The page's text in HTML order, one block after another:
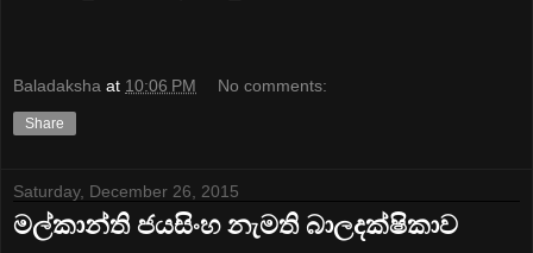
Baladaksha at 10:06 PM No comments:
Share
Saturday, December 26, 2015
මල්කාන්ති ජයසිංහ නැමති බාලදක්ෂිකාව